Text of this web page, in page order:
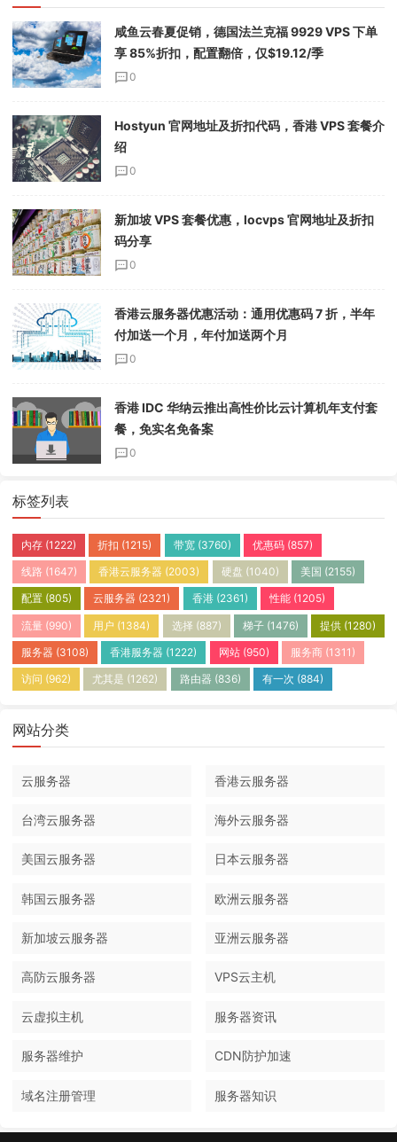
咸鱼云春夏促销，德国法兰克福 9929 VPS 下单
享 85%折扣，配置翻倍，仅$19.12/季
0
Hostyun 官网地址及折扣代码，香港 VPS 套餐介
绍
0
新加坡 VPS 套餐优惠，locvps 官网地址及折扣
码分享
0
香港云服务器优惠活动：通用优惠码 7 折，半年
付加送一个月，年付加送两个月
0
香港 IDC 华纳云推出高性价比云计算机年支付套
餐，免实名免备案
0
标签列表
内存 (1222) 折扣 (1215) 带宽(3760) 优惠码(857)
线路 (1647) 香港云服务器 (2003) 硬盘 (1040) 美国 (2155)
配置 (805) 云服务器 (2321) 香港(2361) 性能(1205)
流量 (990) 用户 (1384) 选择 (887) 梯子(1476) 提供 (1280)
服务器 (3108) 香港服务器 (1222) 网站(950) 服务商(1311)
访问 (962) 尤其是 (1262) 路由器 (836) 有一次 (884)
网站分类
云服务器 香港云服务器
台湾云服务器 海外云服务器
美国云服务器 日本云服务器
韩国云服务器 欧洲云服务器
新加坡云服务器 亚洲云服务器
高防云服务器 VPS云主机
云虚拟主机 服务器资讯
服务器维护 CDN防护加速
域名注册管理 服务器知识